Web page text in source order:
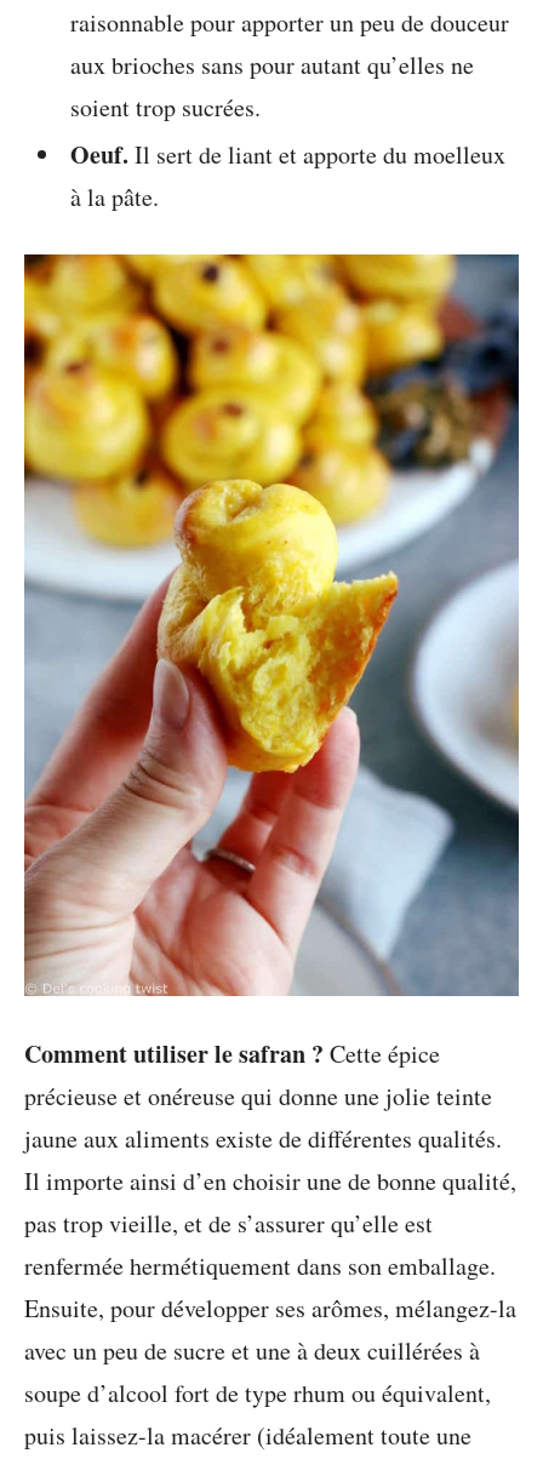
raisonnable pour apporter un peu de douceur
aux brioches sans pour autant qu’elles ne
soient trop sucrées.
Oeuf. Il sert de liant et apporte du moelleux
à la pâte.
Comment utiliser le safran ? Cette épice
précieuse et onéreuse qui donne une jolie teinte
jaune aux aliments existe de différentes qualités.
Il importe ainsi d’en choisir une de bonne qualité,
pas trop vieille, et de s’assurer qu’elle est
renfermée hermétiquement dans son emballage.
Ensuite, pour développer ses arômes, mélangez-la
avec un peu de sucre et une à deux cuillérées à
soupe d’alcool fort de type rhum ou équivalent,
puis laissez-la macérer (idéalement toute une